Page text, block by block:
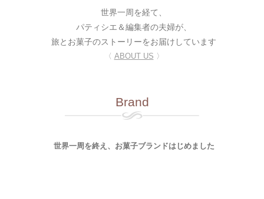
世界一周を経て、
パティシエ＆編集者の夫婦が、
旅とお菓子のストーリーをお届けしています
〈 ABOUT US 〉
Brand
世界一周を終え、お菓子ブランドはじめました